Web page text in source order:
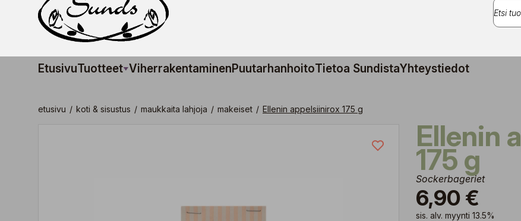
EtusivuTuotteet ViherrakentaminenPuutarhanhoitoTietoa SundistaYhteystiedot
etusivu / koti & sisustus / maukkaita lahjoja / makeiset / Ellenin appelsiinirox 175 g
Ellenin appelsiinirox
175 g
Sockerbageriet
6,90 €
sis. alv. myynti 13.5%